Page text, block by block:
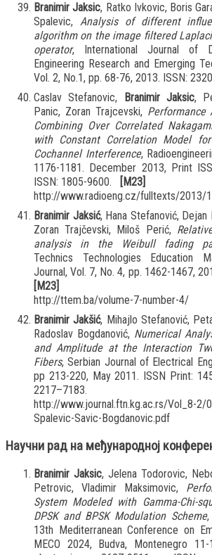
Branimir Jaksic, Ratko Ivkovic, Boris
Spalevic, Analysis of different
algorithm on the image filtered
operator, International Journal of
Engineering Research and Emerging
Vol. 2, No.1, pp. 68-76, 2013. ISSN:
Caslav Stefanovic,
Branimir Jaksic,
Panic, Zoran Trajcevski,
Combining Over Correlated
with Constant Correlation Model
Cochannel Interference,
1176-1181. December 2013, Print
ISSN: 1805-9600.
[M23]
http://www.radioeng.cz/fulltexts/2013/
Branimir Jaksić, Hana Stefanović,
Zoran Trajčevski, Miloš Perić,
analysis in the Weibull fading
Technics Technologies Education
Journal, Vol. 7, No. 4, pp. 1462-1467,
[M23]
http://ttem.ba/volume-7-number-4/
Branimir Jakšić, Mihajlo Stefanović,
Radoslav Bogdanović, Numerical
and Amplitude at the Interaction
Fibers, Serbian Journal of Electrical
pp 213-220, May 2011. ISSN Print:
2217–7183.
http://www.journal.ftn.kg.ac.rs/Vol_8-2/
Spalevic-Savic-Bogdanovic.pdf
Научни рад на међународној
Branimir Jaksic, Jelena Todorovic,
Petrovic, Vladimir Maksimovic,
System Modeled with Gamma-Chi-
DPSK and BPSK Modulation Scheme,
13th Mediterranean Conference on
MECO 2024, Budva, Montenegro